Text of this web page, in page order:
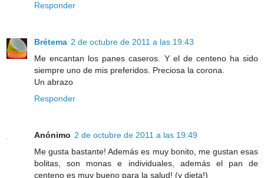
Responder
Brétema 2 de octubre de 2011 a las 19:43
Me encantan los panes caseros. Y el de centeno ha sido
siempre uno de mis preferidos. Preciosa la corona.
Un abrazo
Responder
Anónimo 2 de octubre de 2011 a las 19:49
Me gusta bastante! Además es muy bonito, me gustan esas
bolitas, son monas e individuales, además el pan de
centeno es muy bueno para la salud! (y dieta!)